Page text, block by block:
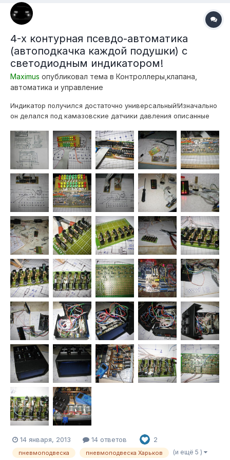
4-х контурная псевдо-автоматика
(автоподкачка каждой подушки) с
светодиодным индикатором!
Maximus опубликовал тема в Контроллеры,клапана,
автоматика и управление
Индикатор получился достаточно универсальный!Изначально
он делался под камазовские датчики давления описанные
(реостатного или резистивного типа), то есть ДПДЗ
идеально подходят! Для этого всего лишь нужно один
контакт датчика прицепить к массе,...
14 января, 2013 14 ответов 2
пневмоподвеска пневмоподвеска Харьков (и ещё 5 )